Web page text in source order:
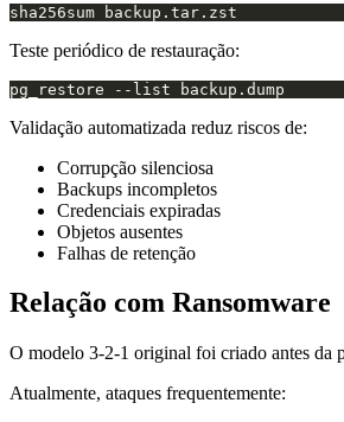
Teste periódico de restauração:
Validação automatizada reduz riscos de:
Corrupção silenciosa
Backups incompletos
Credenciais expiradas
Objetos ausentes
Falhas de retenção
Relação com Ransomware
O modelo 3-2-1 original foi criado antes da
Atualmente, ataques frequentemente: